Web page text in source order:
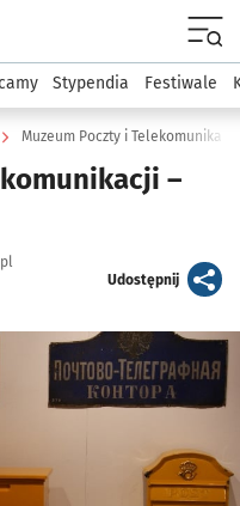
Kultura
Stypendia Festiwale
Muzeum Poczty i
–
Udostępnijartykuł